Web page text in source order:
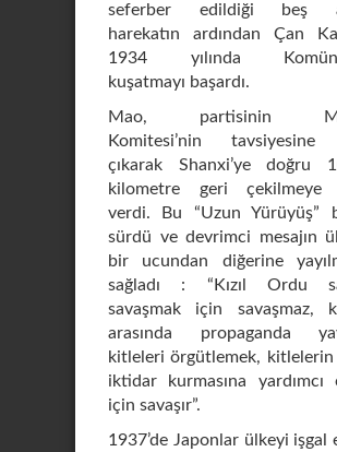
seferber edildiği beş
harekatın ardından Çan
1934 yılında
kuşatmayı başardı.
Mao, partisinin
Komitesi’nin tavsiyesine
çıkarak Shanxi’ye doğru
kilometre geri çekilmeye
verdi. Bu “Uzun Yürüyüş”
sürdü ve devrimci mesajın
bir ucundan diğerine
sağladı : “Kızıl Ordu
savaşmak için savaşmaz,
arasında propaganda
kitleleri örgütlemek, kitlelerin
iktidar kurmasına yardımcı
için savaşır”.
1937’de Japonlar ülkeyi işgal